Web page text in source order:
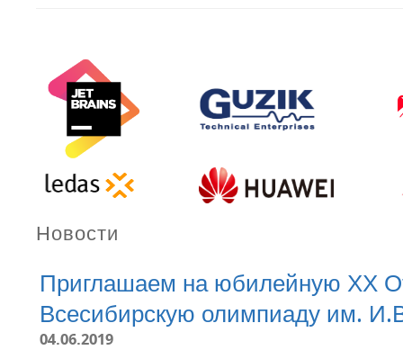
Новости
Приглашаем на юбилейную ХХ
Всесибирскую олимпиаду им.
04.06.2019